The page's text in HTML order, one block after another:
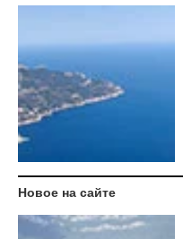
Новое на сайте